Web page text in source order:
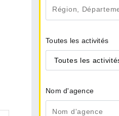
Toutes les activités
Toutes les activités
Nom d'agence